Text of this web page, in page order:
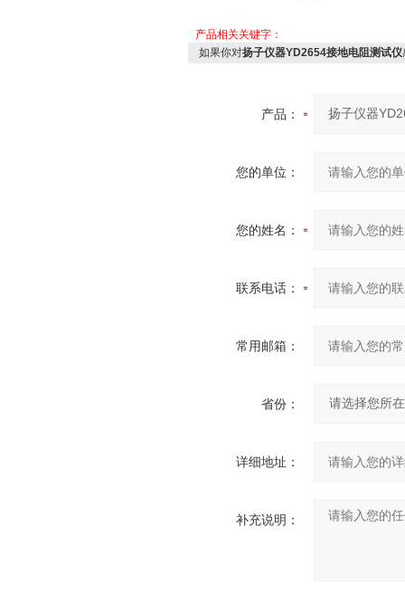
产品相关关键字：
如果你对扬子仪器YD2654接地电阻测试仪
产品：
您的单位：
您的姓名：
联系电话：
常用邮箱：
省份：
详细地址：
补充说明：